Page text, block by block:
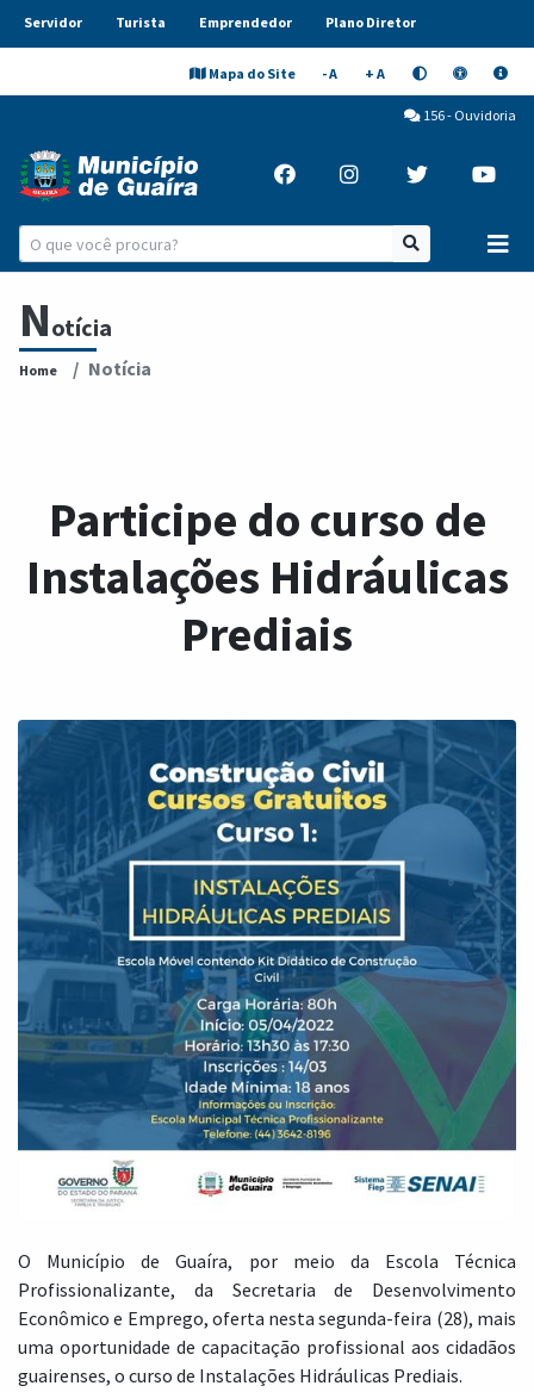
Servidor Turista Emprendedor Plano Diretor
Mapa do Site - A + A
156 - Ouvidoria
Notícia
Home Notícia
Participe do curso de
Instalações Hidráulicas
Prediais
O Município de Guaíra, por meio da Escola Técnica
Profissionalizante, da Secretaria de Desenvolvimento
Econômico e Emprego, oferta nesta segunda-feira (28), mais
uma oportunidade de capacitação profissional aos cidadãos
guairenses, o curso de Instalações Hidráulicas Prediais.